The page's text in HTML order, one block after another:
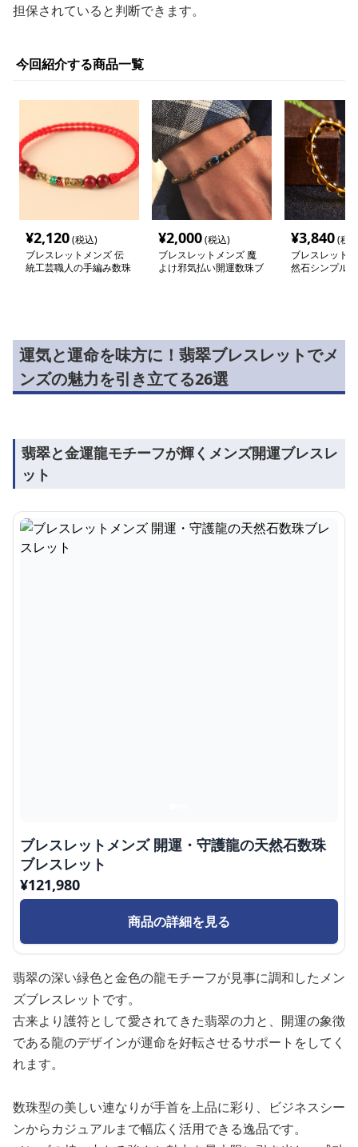
担保されていると判断できます。
今回紹介する商品一覧
¥2,120(税込)
ブレスレットメンズ 伝
統工芸職人の手編み数珠
¥2,000(税込)
ブレスレットメンズ 魔
よけ邪気払い開運数珠ブ
¥3,840(税
ブレスレット
然石シンプル
運気と運命を味方に！翡翠ブレスレットでメ
ンズの魅力を引き立てる26選
翡翠と金運龍モチーフが輝くメンズ開運ブレスレ
ット
ブレスレットメンズ 開運・守護龍の天然石数珠
ブレスレット
¥121,980
商品の詳細を見る
翡翠の深い緑色と金色の龍モチーフが見事に調和したメン
ズブレスレットです。
古来より護符として愛されてきた翡翠の力と、開運の象徴
である龍のデザインが運命を好転させるサポートをしてく
れます。
数珠型の美しい連なりが手首を上品に彩り、ビジネスシー
ンからカジュアルまで幅広く活用できる逸品です。